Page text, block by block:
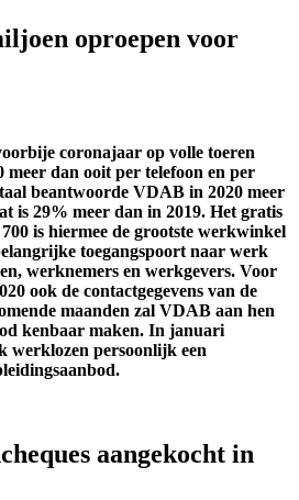
oproepen voor
coronajaar op volle toeren
meer dan ooit per telefoon en per
beantwoorde VDAB in 2020 meer
is 29% meer dan in 2019. Het gratis
is hiermee de grootste werkwinkel
toegangspoort naar werk
werknemers en werkgevers. Voor
ook de contactgegevens van de
maanden zal VDAB aan hen
kenbaar maken. In januari
werklozen persoonlijk een
aangekocht in